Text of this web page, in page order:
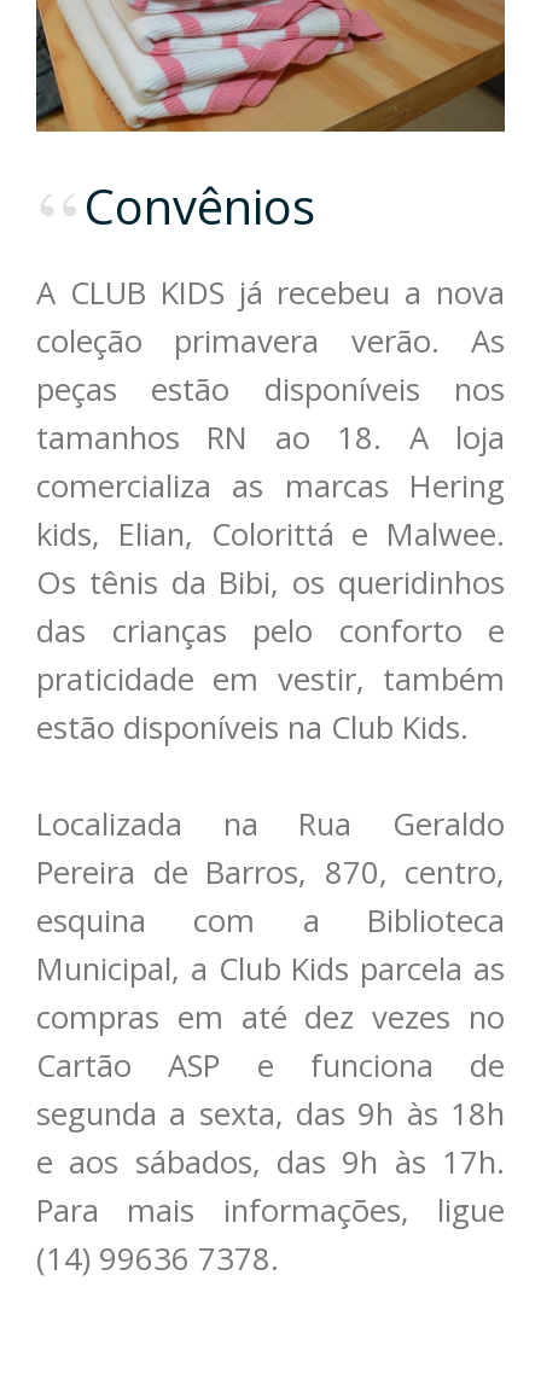
Convênios
A CLUB KIDS já recebeu a nova
coleção primavera verão. As
peças estão disponíveis nos
tamanhos RN ao 18. A loja
comercializa as marcas Hering
kids, Elian, Colorittá e Malwee.
Os tênis da Bibi, os queridinhos
das crianças pelo conforto e
praticidade em vestir, também
estão disponíveis na Club Kids.
Localizada na Rua Geraldo
Pereira de Barros, 870, centro,
esquina com a Biblioteca
Municipal, a Club Kids parcela as
compras em até dez vezes no
Cartão ASP e funciona de
segunda a sexta, das 9h às 18h
e aos sábados, das 9h às 17h.
Para mais informações, ligue
(14) 99636 7378.